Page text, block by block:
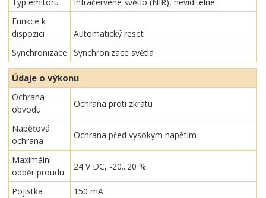
Funkce k
dispozici
Automatický reset
Synchronizace
Synchronizace světla
Údaje o výkonu
Ochrana
obvodu
Ochrana proti zkratu
Napěťová
ochrana
Ochrana před vysokým napětím
Maximální
odběr proudu
24 V DC, -20...20 %
Pojistka 150 mA